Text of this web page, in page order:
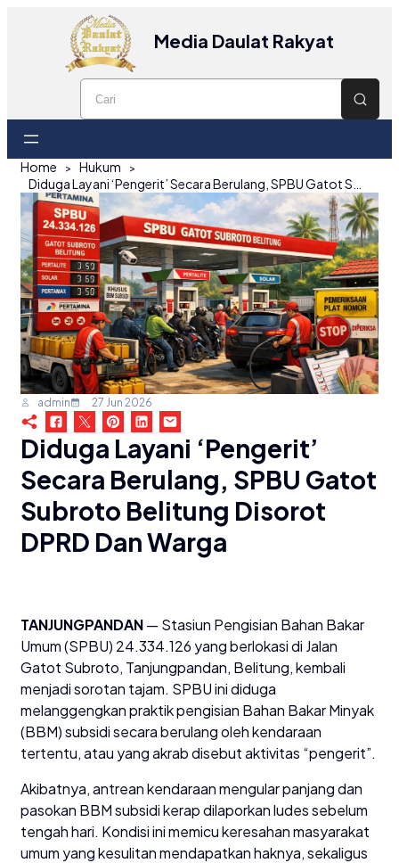
Media Daulat Rakyat
Home
Hukum
admin 27 Jun 2026
Diduga Layani ‘Pengerit’
Secara Berulang, SPBU Gatot
Subroto Belitung Disorot
DPRD Dan Warga
TANJUNGPANDAN— Stasiun Pengisian Bahan Bakar
Umum (SPBU) 24.334.126 yang berlokasi di Jalan
Gatot Subroto, Tanjungpandan, Belitung, kembali
menjadi sorotan tajam. SPBU ini diduga
melanggengkan praktik pengisian Bahan Bakar Minyak
(BBM) subsidi secara berulang oleh kendaraan
tertentu, atau yang akrab disebut aktivitas “pengerit”.
​Akibatnya, antrean kendaraan mengular panjang dan
pasokan BBM subsidi kerap dilaporkan ludes sebelum
tengah hari. Kondisi ini memicu keresahan masyarakat
umum yang kesulitan mendapatkan haknya, sekaligus